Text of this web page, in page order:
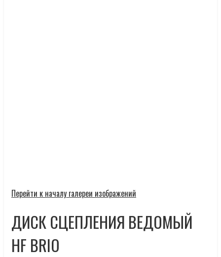
Перейти к началу галереи изображений
ДИСК СЦЕПЛЕНИЯ ВЕДОМЫЙ
HF BRIO